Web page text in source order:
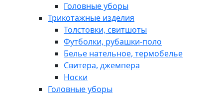
Головные уборы
Трикотажные изделия
Толстовки, свитшоты
Футболки, рубашки-поло
Белье нательное, термобелье
Свитера, джемпера
Носки
Головные уборы